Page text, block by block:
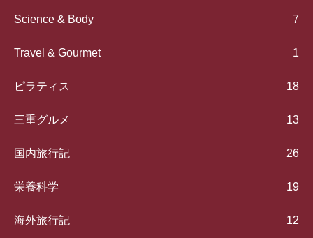
Science & Body 7
Travel & Gourmet 1
ピラティス 18
三重グルメ 13
国内旅行記 26
栄養科学 19
海外旅行記 12